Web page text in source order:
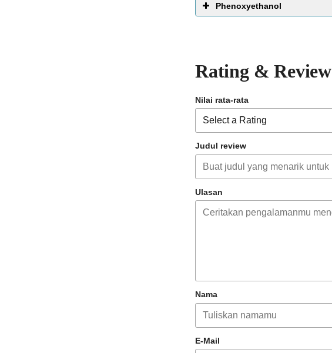
Phenoxyethanol
Rating & Review
Nilai rata-rata
Judul review
Ulasan
Nama
E-Mail